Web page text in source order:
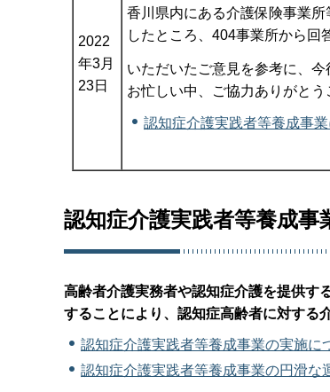
2022
年3月
23日
香川県内にある介護保険事業
したところ、404事業所から回
いただいたご意見を参考に、今
お忙しい中、ご協力ありがとう
認知症介護実践者等養成事
認知症介護実践者等養成事
高齢者介護実務者や認知症介護を提供す
することにより、認知症高齢者に対する
認知症介護実践者等養成事業の実施に
認知症介護実践者等養成事業の円滑な